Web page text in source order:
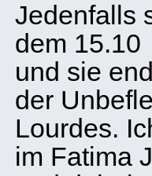
Jedenfalls
dem
und sie
der
Lourdes.
im Fatima